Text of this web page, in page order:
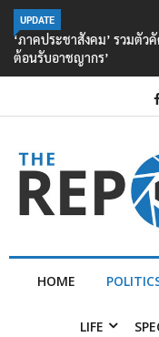
UPDATE
‘ภาคประชาสังคม’ รวมตัวคั
ต้อนรับอาชญากร’
HOME
LIFE